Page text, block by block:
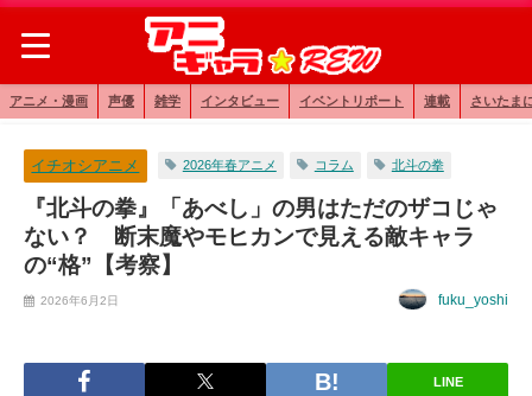
アニメ・漫画 声優 雑学 インタビュー イベントリポート 連載 さいたま
イチオシアニメ 2026年春アニメ コラム 北斗の拳
『北斗の拳』「あべし」の男はただのザコじゃ
ない？ 断末魔やモヒカンで見える敵キャラ
の“格”【考察】
2026年6月2日 fuku_yoshi
LINE